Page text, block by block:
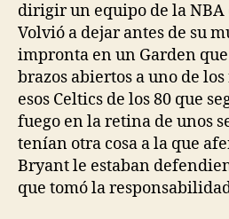
dirigir un equipo de la
Volvió a dejar antes de su
impronta en un Garden
brazos abiertos a uno de
esos Celtics de los 80 que
fuego en la retina de unos
tenían otra cosa a la que
Bryant le estaban
que tomó la